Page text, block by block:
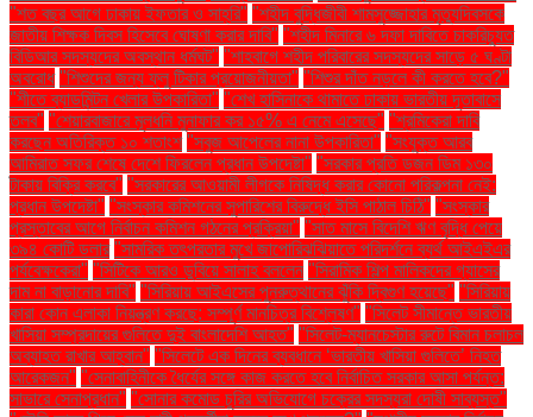
"শত বছর আগে ঢাকায় ইফতার ও সাহ্‌রি" "শহীদ বুদ্ধিজীবী শামসুজ্জোহার মৃত্যুদিবসকে
জাতীয় শিক্ষক দিবস হিসেবে ঘোষণা করার দাবি" "শহীদ মিনারে ৬ দফা দাবিতে চাকরিচ্যুত
বিডিআর সদস্যদের অবস্থান ধর্মঘট" "শাহবাগে শহীদ পরিবারের সদস্যদের সাড়ে ৫ ঘণ্টা
অবরোধ "শিশুদের জন্য ফ্লু টিকার প্রয়োজনীয়তা" "শিশুর দাঁত নড়লে কী করতে হবে?"
"শীতে ব্যাডমিন্টন খেলার উপকারিতা" "শেখ হাসিনাকে থামাতে ঢাকায় ভারতীয় দূতাবাসে
তলব" "শেয়ারবাজারে মূলধনি মুনাফার কর ১৫% এ নেমে এসেছে" "শ্রমিকেরা দাবি
করছেন অতিরিক্ত ১০ শতাংশ "সবুজ আপেলের নানা উপকারিতা" "সংযুক্ত আরব
আমিরাত সফর শেষে দেশে ফিরলেন প্রধান উপদেষ্টা" "সরকার প্রতি ডজন ডিম ১৩০
টাকায় বিক্রি করবে" "সরকারের আওয়ামী লীগকে নিষিদ্ধ করার কোনো পরিকল্পনা নেই:
প্রধান উপদেষ্টা" "সংস্কার কমিশনের সুপারিশের বিরুদ্ধে ইসি পাঠাল চিঠি" "সংস্কার
প্রস্তাবের আগে নির্বাচন কমিশন গঠনের প্রক্রিয়া" "সাত মাসে বিদেশি ঋণ বৃদ্ধি পেয়ে
৩৯৪ কোটি ডলার "সামরিক তৎপরতার মুখে জাপোরিঝঝিয়াতে পরিদর্শনে ব্যর্থ আইএইএর
পর্যবেক্ষকেরা" "সিটিকে আরও ডুবিয়ে সালাহ বললেন "সিরামিক শিল্প মালিকদের গ্যাসের
দাম না বাড়ানোর দাবি" "সিরিয়ায় আইএসের পুনরুত্থানের ঝুঁকি দ্বিগুণ হয়েছে" "সিরিয়ায়
কারা কোন এলাকা নিয়ন্ত্রণ করছে: সম্পূর্ণ মানচিত্র বিশ্লেষণ" "সিলেট সীমান্তে ভারতীয়
খাসিয়া সম্প্রদায়ের গুলিতে দুই বাংলাদেশি আহত" "সিলেট-ম্যানচেস্টার রুটে বিমান চলাচল
অব্যাহত রাখার আহ্বান" "সিলেটে এক দিনের ব্যবধানে ‘ভারতীয় খাসিয়া গু‌লিতে’ নিহত
আরেকজন" "সেনাবাহিনীকে ধৈর্যের সঙ্গে কাজ করতে হবে নির্বাচিত সরকার আসা পর্যন্ত:
সাভারে সেনাপ্রধান" "সোনার কমোড চুরির অভিযোগে চক্রের সদস্যরা দোষী সাব্যস্ত"